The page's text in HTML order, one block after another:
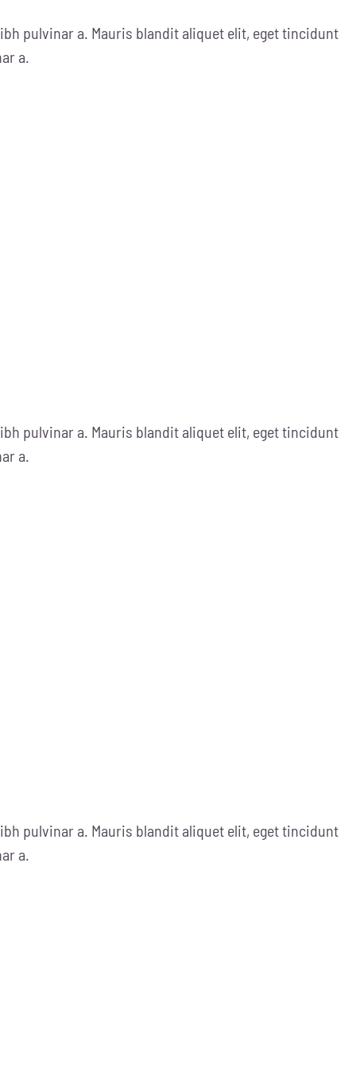
pulvinar a. Mauris blandit aliquet elit, eget tincidunt
a.
pulvinar a. Mauris blandit aliquet elit, eget tincidunt
a.
pulvinar a. Mauris blandit aliquet elit, eget tincidunt
a.